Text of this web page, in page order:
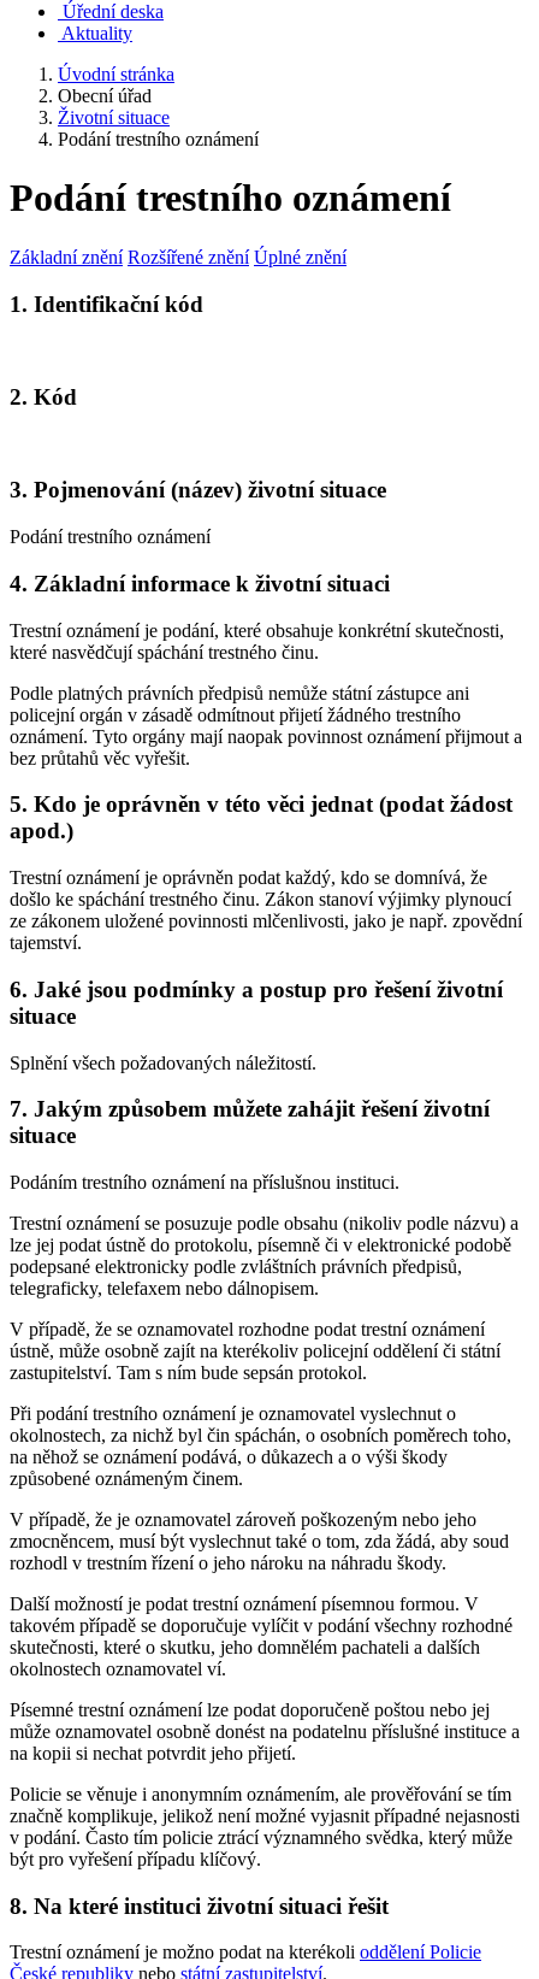
Úřední deska
Aktuality
Úvodní stránka
Obecní úřad
Životní situace
Podání trestního oznámení
Podání trestního oznámení
Základní znění Rozšířené znění Úplné znění
1. Identifikační kód
2. Kód
3. Pojmenování (název) životní situace
Podání trestního oznámení
4. Základní informace k životní situaci
Trestní oznámení je podání, které obsahuje konkrétní skutečnosti,
které nasvědčují spáchání trestného činu.
Podle platných právních předpisů nemůže státní zástupce ani
policejní orgán v zásadě odmítnout přijetí žádného trestního
oznámení. Tyto orgány mají naopak povinnost oznámení přijmout a
bez průtahů věc vyřešit.
5. Kdo je oprávněn v této věci jednat (podat žádost
apod.)
Trestní oznámení je oprávněn podat každý, kdo se domnívá, že
došlo ke spáchání trestného činu. Zákon stanoví výjimky plynoucí
ze zákonem uložené povinnosti mlčenlivosti, jako je např. zpovědní
tajemství.
6. Jaké jsou podmínky a postup pro řešení životní
situace
Splnění všech požadovaných náležitostí.
7. Jakým způsobem můžete zahájit řešení životní
situace
Podáním trestního oznámení na příslušnou instituci.
Trestní oznámení se posuzuje podle obsahu (nikoliv podle názvu) a
lze jej podat ústně do protokolu, písemně či v elektronické podobě
podepsané elektronicky podle zvláštních právních předpisů,
telegraficky, telefaxem nebo dálnopisem.
V případě, že se oznamovatel rozhodne podat trestní oznámení
ústně, může osobně zajít na kterékoliv policejní oddělení či státní
zastupitelství. Tam s ním bude sepsán protokol.
Při podání trestního oznámení je oznamovatel vyslechnut o
okolnostech, za nichž byl čin spáchán, o osobních poměrech toho,
na něhož se oznámení podává, o důkazech a o výši škody
způsobené oznámeným činem.
V případě, že je oznamovatel zároveň poškozeným nebo jeho
zmocněncem, musí být vyslechnut také o tom, zda žádá, aby soud
rozhodl v trestním řízení o jeho nároku na náhradu škody.
Další možností je podat trestní oznámení písemnou formou. V
takovém případě se doporučuje vylíčit v podání všechny rozhodné
skutečnosti, které o skutku, jeho domnělém pachateli a dalších
okolnostech oznamovatel ví.
Písemné trestní oznámení lze podat doporučeně poštou nebo jej
může oznamovatel osobně donést na podatelnu příslušné instituce a
na kopii si nechat potvrdit jeho přijetí.
Policie se věnuje i anonymním oznámením, ale prověřování se tím
značně komplikuje, jelikož není možné vyjasnit případné nejasnosti
v podání. Často tím policie ztrácí významného svědka, který může
být pro vyřešení případu klíčový.
8. Na které instituci životní situaci řešit
Trestní oznámení je možno podat na kterékoli oddělení Policie
České republiky nebo státní zastupitelství.